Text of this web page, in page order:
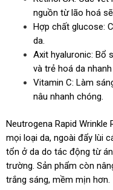
nguồn từ lão hoá
Hợp chất glucose:
da.
Axit hyaluronic: Bổ
và trẻ hoá da
Vitamin C: Làm
nâu nhanh chóng.
Neutrogena Rapid
mọi loại da, ngoài đẩy lùi
tổn ở da do tác động từ
trường. Sản phẩm còn
trắng sáng, mềm mịn hơn.